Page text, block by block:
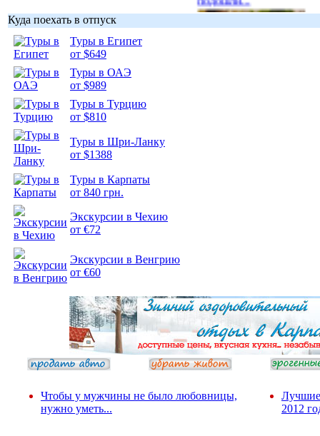
Куда поехать в отпуск
Туры в Египет
от $649
Туры в ОАЭ
от $989
Туры в Турцию
от $810
Туры в Шри-Ланку
от $1388
Туры в Карпаты
от 840 грн.
Экскурсии в Чехию
от €72
Экскурсии в Венгрию
от €60
Чтобы у мужчины не было любовницы,
нужно уметь...
Лучшие
2012